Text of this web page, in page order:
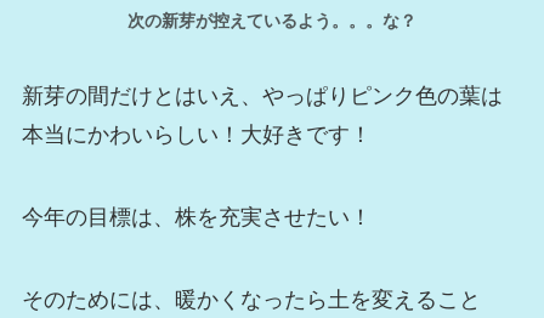
次の新芽が控えているよう。。。な？
新芽の間だけとはいえ、やっぱりピンク色の葉は
本当にかわいらしい！大好きです！
今年の目標は、株を充実させたい！
そのためには、暖かくなったら土を変えること